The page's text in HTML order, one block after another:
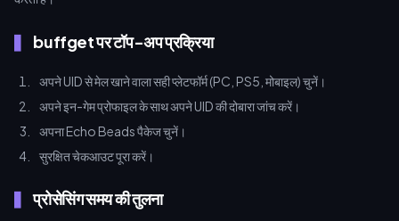
buffget पर टॉप-अप प्रक्रिया
अपने UID से मेल खाने वाला सही प्लेटफॉर्म (PC, PS5, मोबाइल) चुनें।
अपने इन-गेम प्रोफाइल के साथ अपने UID की दोबारा जांच करें।
अपना Echo Beads पैकेज चुनें।
सुरक्षित चेकआउट पूरा करें।
प्रोसेसिंग समय की तुलना